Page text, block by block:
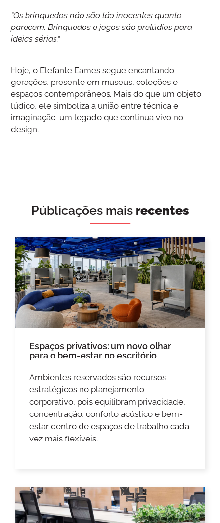
“Os brinquedos não são tão inocentes quanto
parecem. Brinquedos e jogos são prelúdios para
ideias sérias.”
Hoje, o Elefante Eames segue encantando
gerações, presente em museus, coleções e
espaços contemporâneos. Mais do que um objeto
lúdico, ele simboliza a união entre técnica e
imaginação um legado que continua vivo no
design.
Públicações mais recentes
Espaços privativos: um novo olhar
para o bem-estar no escritório
Ambientes reservados são recursos
estratégicos no planejamento
corporativo, pois equilibram privacidade,
concentração, conforto acústico e bem-
estar dentro de espaços de trabalho cada
vez mais flexíveis.